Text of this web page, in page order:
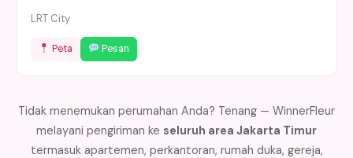
LRT City
Peta Pesan
Tidak menemukan perumahan Anda? Tenang — WinnerFleur
melayani pengiriman ke seluruh area Jakarta Timur
termasuk apartemen, perkantoran, rumah duka, gereja,